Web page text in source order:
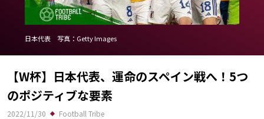
日本代表
日程・結果
Schedule
ランキング
日本代表 写真：Getty Images
【W杯】日本代表、運命のスペイン戦へ！5つ
のポジティブな要素
2022/11/30 Football Tribe